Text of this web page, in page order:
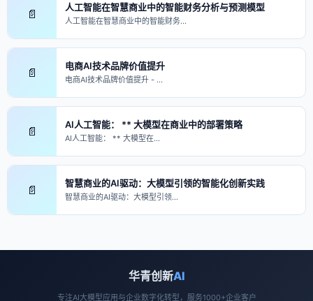
📄 人工智能在智慧商业中的智能财务分析与预测模型
人工智能在智慧商业中的智能财务…
📄 电商AI技术品牌价值提升
电商AI技术品牌价值提升 - …
📄 AI人工智能： ** 大模型在商业中的部署策略
AI人工智能： ** 大模型在…
📄 智慧商业的AI驱动：大模型引领的智能化创新实践
智慧商业的AI驱动：大模型引领…
华青创新AI
专注AI大模型应用与企业数字化转型，服务1000+企业客户